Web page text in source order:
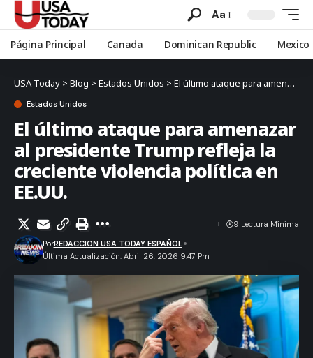
Aa
Página Principal Canada Dominican Republic Mexico
USA Today > Blog > Estados Unidos > El último ataque para amenazar al presidente Trump refleja la creciente violencia política en EE.UU.
Estados Unidos
El último ataque para amenazar
al presidente Trump refleja la
creciente violencia política en
EE.UU.
Última Actualización: Abril 26, 2026 9:47 Pm
PorREDACCION USA TODAY ESPAÑOL
9 Lectura Mínima